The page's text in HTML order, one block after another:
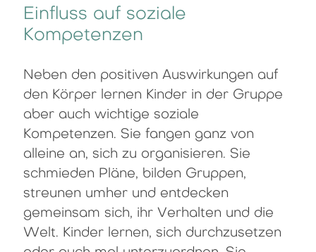
Einfluss auf soziale
Kompetenzen
Neben den positiven Auswirkungen auf
den Körper lernen Kinder in der Gruppe
aber auch wichtige soziale
Kompetenzen. Sie fangen ganz von
alleine an, sich zu organisieren. Sie
schmieden Pläne, bilden Gruppen,
streunen umher und entdecken
gemeinsam sich, ihr Verhalten und die
Welt. Kinder lernen, sich durchzusetzen